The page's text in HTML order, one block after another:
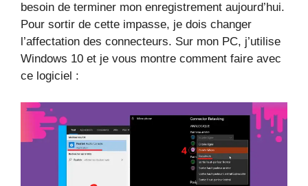
besoin de terminer mon enregistrement aujourd’hui.
Pour sortir de cette impasse, je dois changer
l’affectation des connecteurs. Sur mon PC, j’utilise
Windows 10 et je vous montre comment faire avec
ce logiciel :